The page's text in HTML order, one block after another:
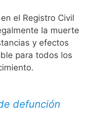
el Registro Civil
la muerte
y efectos
para todos los
defunción